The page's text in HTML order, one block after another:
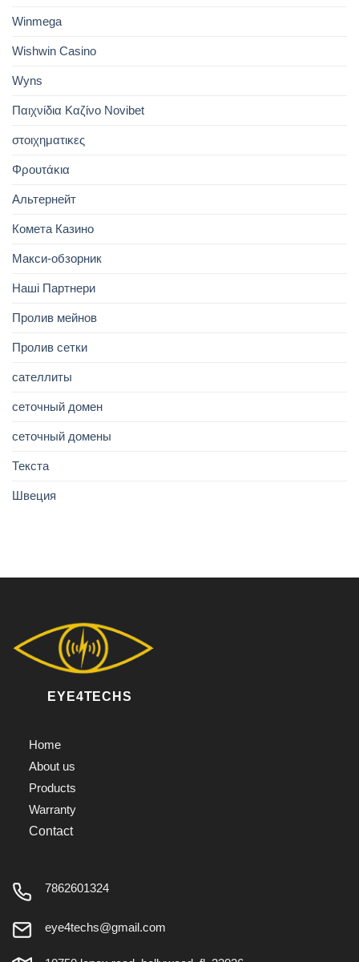
Winmega
Wishwin Casino
Wyns
Παιχνίδια Καζίνο Novibet
στοιχηματικες
Φρουτάκια
Альтернейт
Комета Казино
Макси-обзорник
Наші Партнери
Пролив мейнов
Пролив сетки
сателлиты
сеточный домен
сеточный домены
Текста
Швеция
EYE4TECHS
Home
About us
Products
Warranty
Contact
7862601324
eye4techs@gmail.com